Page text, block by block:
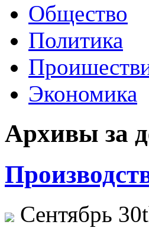
Общество
Политика
Экономика
Архивы за
Сентябрь